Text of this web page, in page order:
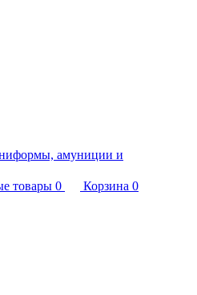
товары 0 Корзина 0